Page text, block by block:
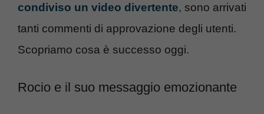
condiviso un video divertente, sono arrivati
tanti commenti di approvazione degli utenti.
Scopriamo cosa è successo oggi.
Rocio e il suo messaggio emozionante